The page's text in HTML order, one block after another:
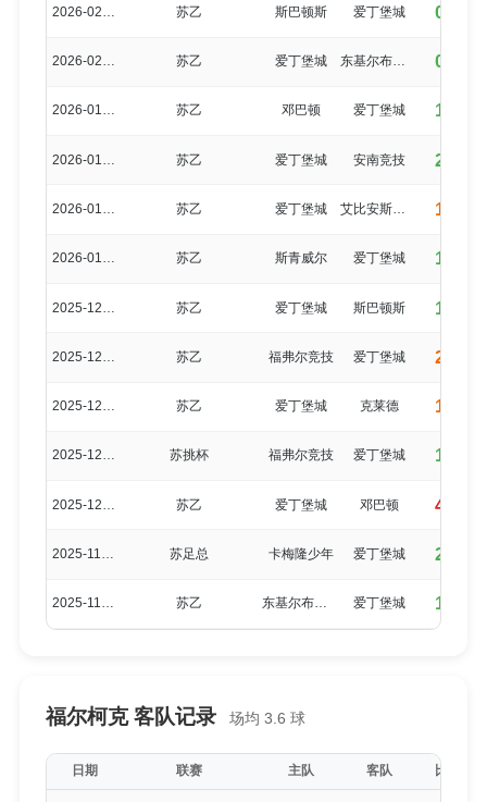
2026-02-14 苏乙 斯巴顿斯 爱丁堡城 0-0
2026-02-07 苏乙 爱丁堡城 东基尔布莱德 0-2
2026-01-31 苏乙 邓巴顿 爱丁堡城 1-2
苏乙 爱丁堡城 安南竞技 2-2
2026-01-10 苏乙 爱丁堡城 艾比安斯特灵 1-4
2026-01-03 苏乙 斯青威尔 爱丁堡城 1-1
苏乙 爱丁堡城 斯巴顿斯 1-3
2025-12-20 苏乙 福弗尔竞技 爱丁堡城 2-3
2025-12-13 苏乙 爱丁堡城 克莱德 1-4
2025-12-10 苏挑杯 福弗尔竞技 爱丁堡城 1-1
苏乙 爱丁堡城 邓巴顿 4-3
2025-11-29 苏足总 卡梅隆少年 爱丁堡城 2-1
2025-11-22 苏乙 东基尔布莱德 爱丁堡城 1-1
福尔柯克 客队记录 场均 3.6 球
日期 联赛 主队 客队 比分